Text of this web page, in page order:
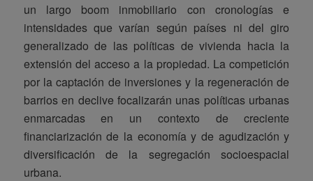
un largo boom inmobiliario con cronologías e
intensidades que varían según países ni del giro
generalizado de las políticas de vivienda hacia la
extensión del acceso a la propiedad. La competición
por la captación de inversiones y la regeneración de
barrios en declive focalizarán unas políticas urbanas
enmarcadas en un contexto de creciente
financiarización de la economía y de agudización y
diversificación de la segregación socioespacial
urbana.